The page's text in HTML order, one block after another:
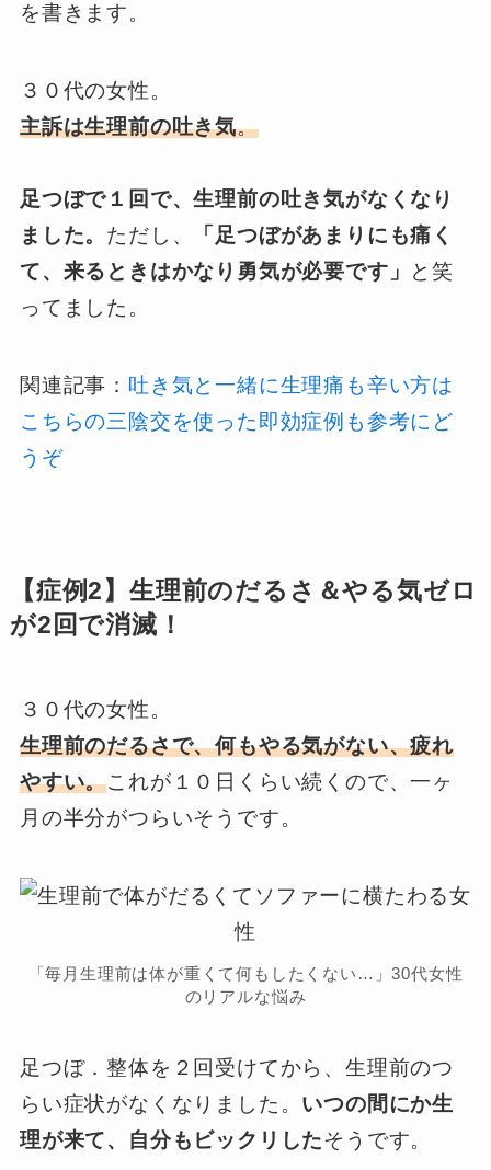
を書きます。
３０代の女性。
主訴は生理前の吐き気。
足つぼで１回で、生理前の吐き気がなくなり
ました。 ただし、
「足つぼがあまりにも痛く
て、来るときはかなり勇気が必要です」
と笑
ってました。
関連記事： 吐き気と一緒に生理痛も辛い方は
こちらの三陰交を使った即効症例も参考にど
うぞ
【症例2】生理前のだるさ＆やる気ゼロ
が2回で消滅！
３０代の女性。
生理前のだるさで、何もやる気がない、疲れ
やすい。これが１０日くらい続くので、一ヶ
月の半分がつらいそうです。
「毎月生理前は体が重くて何もしたくない…」30代女性
のリアルな悩み
足つぼ．整体を２回受けてから、生理前のつ
らい症状がなくなりました。 いつの間にか生
理が来て、自分もビックリしたそうです。